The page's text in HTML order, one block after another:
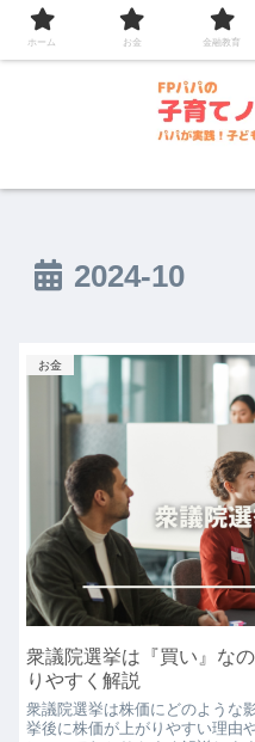
コンテンツへスキップ
2024-10
お金
衆議院選挙は『買い』な
りやすく解説
衆議院選挙は株価にどのような
挙後に株価が上がりやすい理由
ホーム お金 金融教育